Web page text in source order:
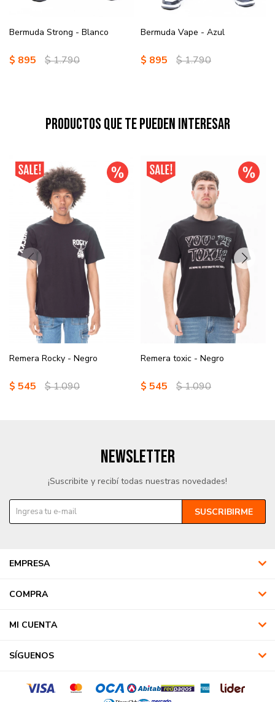
Bermuda Strong - Blanco
$ 895 $1.790
Bermuda Vape - Azul
$ 895 $1.790
Productos que te pueden interesar
Remera Rocky - Negro
$ 545 $1.090
Remera toxic - Negro
$ 545 $1.090
EMPRESA
COMPRA
MI CUENTA
SÍGUENOS
NEWSLETTER
¡Suscribite y recibí todas nuestras novedades!
SUSCRIBIRME